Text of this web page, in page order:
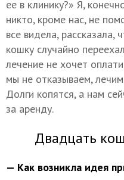
ее в клинику?» Я,
никто, кроме нас, не
все видела,
кошку случайно
лечение не хочет
мы не отказываем,
Долги копятся, а нам
за аренду.
Двадцать
— Как возникла идея